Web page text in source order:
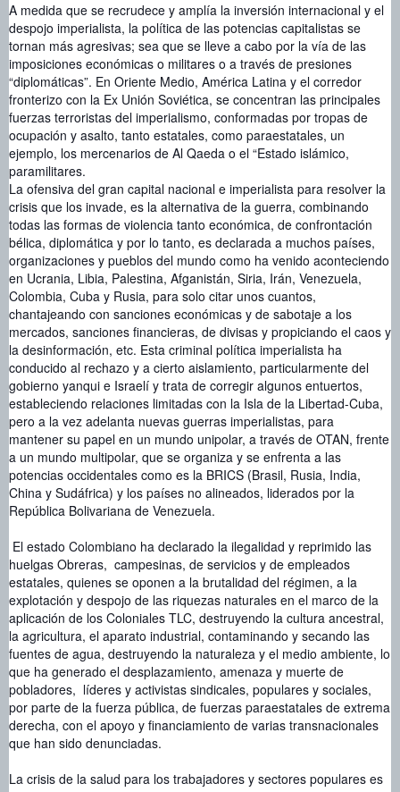
A medida que se recrudece y amplía la inversión internacional y el
despojo imperialista, la política de las potencias capitalistas se
tornan más agresivas; sea que se lleve a cabo por la vía de las
imposiciones económicas o militares o a través de presiones
“diplomáticas”. En Oriente Medio, América Latina y el corredor
fronterizo con la Ex Unión Soviética, se concentran las principales
fuerzas terroristas del imperialismo, conformadas por tropas de
ocupación y asalto, tanto estatales, como paraestatales, un
ejemplo, los mercenarios de Al Qaeda o el “Estado islámico,
paramilitares.
La ofensiva del gran capital nacional e imperialista para resolver la
crisis que los invade, es la alternativa de la guerra, combinando
todas las formas de violencia tanto económica, de confrontación
bélica, diplomática y por lo tanto, es declarada a muchos países,
organizaciones y pueblos del mundo como ha venido aconteciendo
en Ucrania, Libia, Palestina, Afganistán, Siria, Irán, Venezuela,
Colombia, Cuba y Rusia, para solo citar unos cuantos,
chantajeando con sanciones económicas y de sabotaje a los
mercados, sanciones financieras, de divisas y propiciando el caos y
la desinformación, etc. Esta criminal política imperialista ha
conducido al rechazo y a cierto aislamiento, particularmente del
gobierno yanqui e Israelí y trata de corregir algunos entuertos,
estableciendo relaciones limitadas con la Isla de la Libertad-Cuba,
pero a la vez adelanta nuevas guerras imperialistas, para
mantener su papel en un mundo unipolar, a través de OTAN, frente
a un mundo multipolar, que se organiza y se enfrenta a las
potencias occidentales como es la BRICS (Brasil, Rusia, India,
China y Sudáfrica) y los países no alineados, liderados por la
República Bolivariana de Venezuela.
El estado Colombiano ha declarado la ilegalidad y reprimido las
huelgas Obreras, campesinas, de servicios y de empleados
estatales, quienes se oponen a la brutalidad del régimen, a la
explotación y despojo de las riquezas naturales en el marco de la
aplicación de los Coloniales TLC, destruyendo la cultura ancestral,
la agricultura, el aparato industrial, contaminando y secando las
fuentes de agua, destruyendo la naturaleza y el medio ambiente, lo
que ha generado el desplazamiento, amenaza y muerte de
pobladores, líderes y activistas sindicales, populares y sociales,
por parte de la fuerza pública, de fuerzas paraestatales de extrema
derecha, con el apoyo y financiamiento de varias transnacionales
que han sido denunciadas.
La crisis de la salud para los trabajadores y sectores populares es